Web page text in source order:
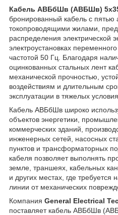
Кабель АВБбШв (АВБШв)
бронированный кабель с
токопроводящими жилами,
распределения электрической
электроустановках
частотой 50 Гц. Благодаря
оцинкованных стальных лент
механической прочностью,
воздействиям и длительным
эксплуатации в тяжелых
Кабель АВБбШв широко
объектов энергетики,
коммерческих зданий,
инженерных сетей, насосных
пунктов и трансформаторных
кабеля позволяет выполнять
земле, траншеях, кабельных
и других местах, где
линии от механических
Компания General Electrical
поставляет кабель АВБбШв